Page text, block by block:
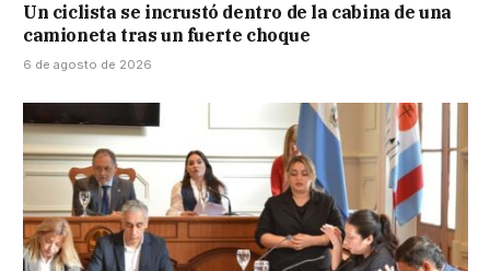
Un ciclista se incrustó dentro de la cabina de una
camioneta tras un fuerte choque
6 de agosto de 2026